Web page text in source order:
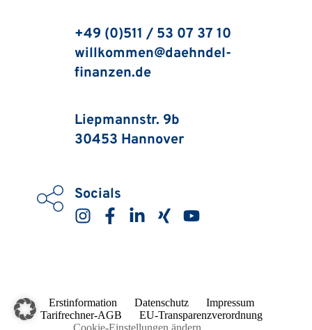
+49 (0)511 / 53 07 37 10
willkommen@daehndel-
finanzen.de
Liepmannstr. 9b
30453 Hannover
Socials
Erstinformation Datenschutz
Impressum
Tarifrechner-AGB
EU-Transparenzverordnung